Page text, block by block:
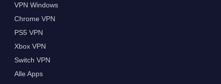
VPN Windows
Chrome VPN
PS5 VPN
Xbox VPN
Switch VPN
Alle Apps